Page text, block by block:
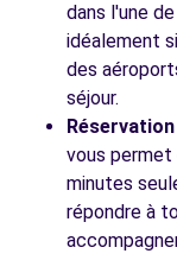
dans l'une
idéalement
des
séjour.
vous permet
minutes
répondre à